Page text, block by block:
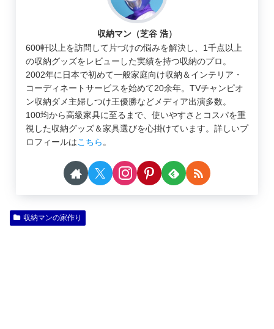
収納マン（芝谷 浩）
600軒以上を訪問して片づけの悩みを解決し、1千点以上
の収納グッズをレビューした実績を持つ収納のプロ。
2002年に日本で初めて一般家庭向け収納＆インテリア・
コーディネートサービスを始めて20余年。TVチャンピオ
ン収納ダメ主婦しつけ王優勝などメディア出演多数。
100均から高級家具に至るまで、使いやすさとコスパを重
視した収納グッズ＆家具選びを心掛けています。詳しいプ
ロフィールはこちら。
収納マンの家作り